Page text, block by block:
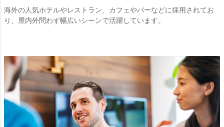
海外の人気ホテルやレストラン、カフェやバーなどに採用されてお
り、屋内外問わず幅広いシーンで活躍しています。